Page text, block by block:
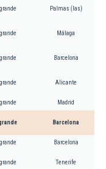
grande Palmas (las)
grande Málaga
grande Barcelona
grande Alicante
grande Madrid
Barcelona
grande Barcelona
grande Tenerife